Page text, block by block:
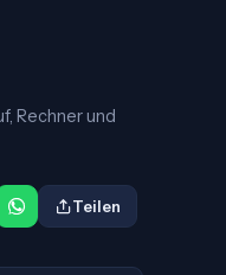
Rechner und
Teilen